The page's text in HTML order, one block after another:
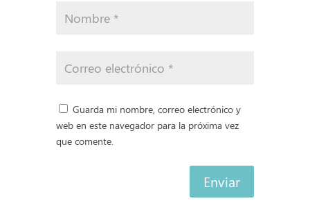
Guarda mi nombre, correo electrónico y
web en este navegador para la próxima vez
que comente.
Enviar